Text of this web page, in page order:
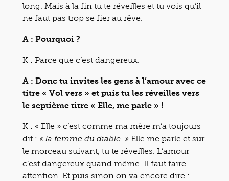
long. Mais à la fin tu te réveilles et tu vois qu’il
ne faut pas trop se fier au rêve.
A : Pourquoi ?
K : Parce que c’est dangereux.
A : Donc tu invites les gens à l’amour avec ce
titre « Vol vers » et puis tu les réveilles vers
le septième titre « Elle, me parle » !
K : « Elle » c’est comme ma mère m’a toujours
dit : « la femme du diable. » Elle me parle et sur
le morceau suivant, tu te réveilles. L’amour
c’est dangereux quand même. Il faut faire
attention. Et puis sinon on va encore dire :